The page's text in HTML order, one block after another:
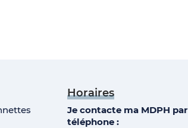
Horaires
Je contacte ma MDPH par
téléphone :